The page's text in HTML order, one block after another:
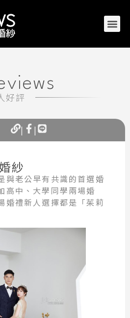
好評
| |
紗
與老公早有共識的首選婚
高中、大學同學兩場婚
婚禮新人選擇都是「茱莉